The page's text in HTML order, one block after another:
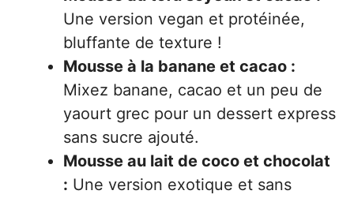
Une version vegan et protéinée,
bluffante de texture !
Mousse à la banane et cacao :
Mixez banane, cacao et un peu de
yaourt grec pour un dessert express
sans sucre ajouté.
Mousse au lait de coco et chocolat
: Une version exotique et sans